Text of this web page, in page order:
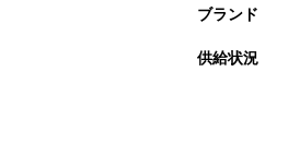
ブランド
供給状況